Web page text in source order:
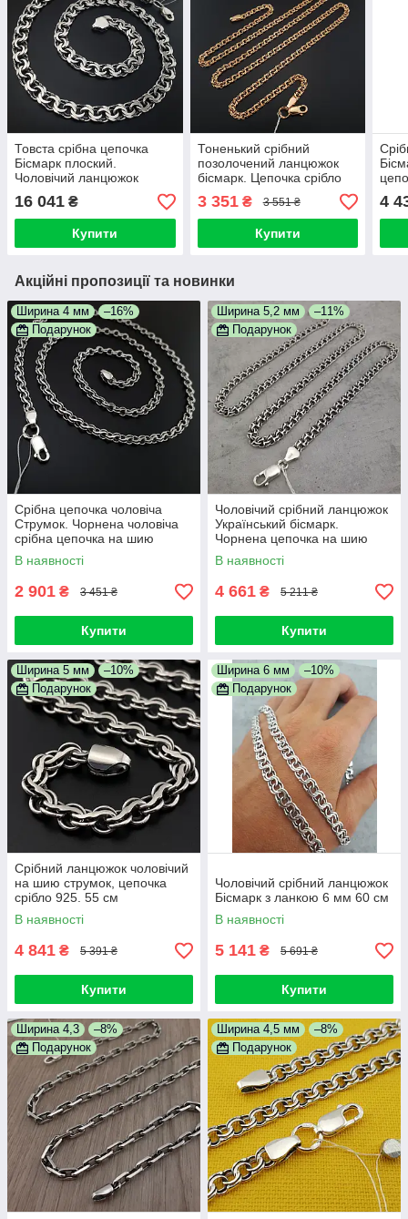
Товста срібна цепочка
Бісмарк плоский.
Чоловічий ланцюжок
широкий 10 мм срібло
925. Довжина 55 см
16 041 ₴
Купити
Тоненький срібний
позолочений ланцюжок
бісмарк. Цепочка срібло
925 з позолотою 585.
Ширина 3,5 мм 55 см
3 351₴ 3 551 ₴
Купити
4
Акційні пропозиції та новинки
Ширина 4 мм
–16%
Подарунок
Срібна цепочка чоловіча
Струмок. Чорнена чоловіча
срібна цепочка на шию
срібло 925. Довжина 55 см
В наявності
2 901 ₴ 3 451 ₴
Купити
Ширина 5,2 мм
–11%
Подарунок
Чоловічий срібний ланцюжок
Український бісмарк.
Чорнена цепочка на шию
срібло 925
В наявності
4 661 ₴ 5 211 ₴
Купити
Ширина 5 мм
–10%
Подарунок
Срібний ланцюжок чоловічий
на шию струмок, цепочка
срібло 925. 55 см
В наявності
4 841 ₴ 5 391 ₴
Купити
Ширина 6 мм
–10%
Подарунок
Чоловічий срібний ланцюжок
Бісмарк з ланкою 6 мм 60 см
В наявності
5 141 ₴ 5 691 ₴
Купити
Ширина 4,3
–8%
Подарунок
Ширина 4,5 мм
–8%
Подарунок